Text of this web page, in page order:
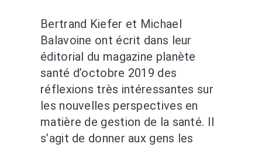
Bertrand Kiefer et Michael
Balavoine ont écrit dans leur
éditorial du magazine planète
santé d’octobre 2019 des
réflexions très intéressantes sur
les nouvelles perspectives en
matière de gestion de la santé. Il
s’agit de donner aux gens les